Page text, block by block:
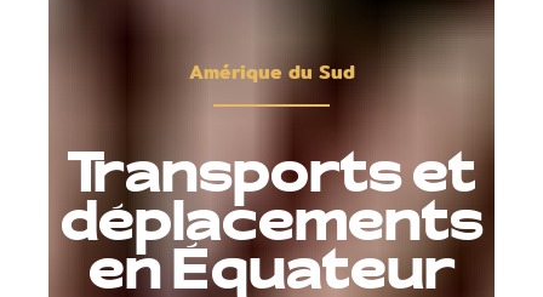
Amérique du Sud
Transports et
déplacements
en Équateur